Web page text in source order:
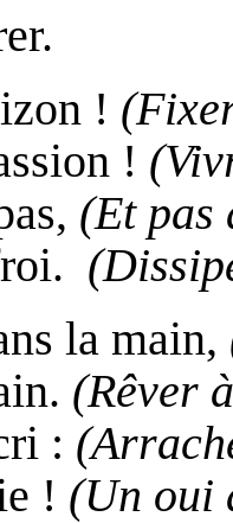
!
!
(Et pas
la main,
(Rêver
:
! (Un oui